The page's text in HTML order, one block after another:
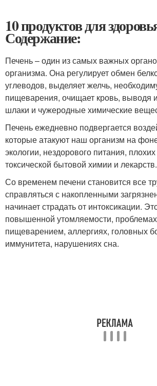
10 продуктов для
Содержание:
Печень – один из самых важных
организма. Она регулирует обмен
углеводов, выделяет желчь,
пищеварения, очищает кровь, выводя
шлаки и чужеродные химические
Печень ежедневно подвергается
которые атакуют наш организм на
экологии, нездорового питания,
токсической бытовой химии и лекарств.
Со временем печени становится все
справляться с накопленными
начинает страдать от интоксикации.
повышенной утомляемости,
пищеварением, аллергиях, головных
иммунитета, нарушениях сна.